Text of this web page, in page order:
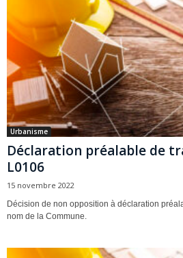
Urbanisme
Déclaration préalable de
L0106
15 novembre 2022
Décision de non opposition à déclaration
nom de la Commune.